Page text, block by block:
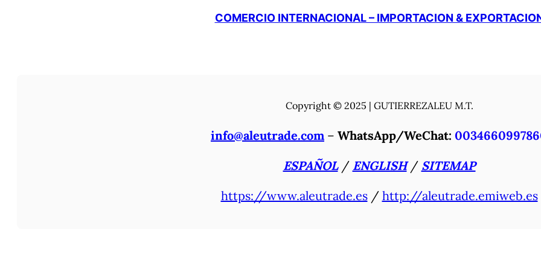
COMERCIO INTERNACIONAL – IMPORTACION &
Copyright © 2025 | GUTIERREZALEU M.T.
info@aleutrade.com – WhatsApp/WeChat:
ESPAÑOL/ ENGLISH/ SITEMAP
https://www.aleutrade.es/ http://aleutrade.emiweb.es